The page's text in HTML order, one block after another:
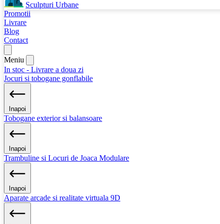
Sculpturi Urbane
Promotii
Livrare
Blog
Contact
Meniu
In stoc - Livrare a doua zi
Jocuri si tobogane gonflabile
Inapoi
Tobogane exterior si balansoare
Inapoi
Trambuline si Locuri de Joaca Modulare
Inapoi
Aparate arcade si realitate virtuala 9D